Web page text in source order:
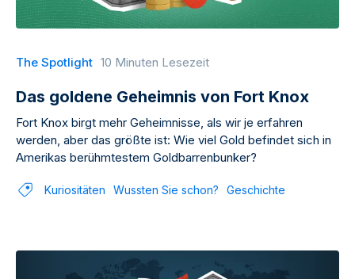
The Spotlight 10 Minuten Lesezeit
Das goldene Geheimnis von Fort Knox
Fort Knox birgt mehr Geheimnisse, als wir je erfahren
werden, aber das größte ist: Wie viel Gold befindet sich in
Amerikas berühmtestem Goldbarrenbunker?
Kuriositäten Wussten Sie schon? Geschichte